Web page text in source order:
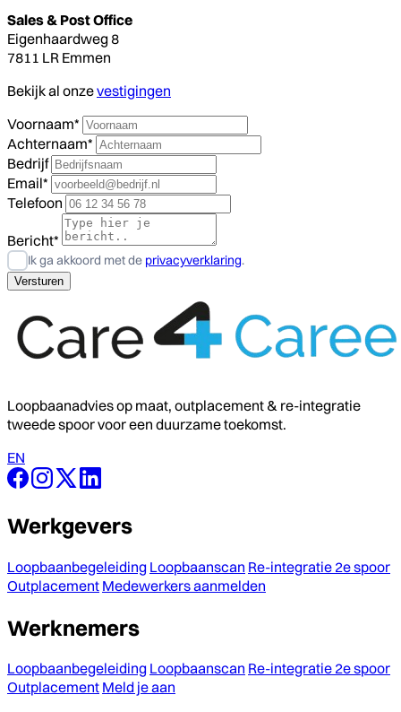
Sales & Post Office
Eigenhaardweg 8
7811 LR Emmen
Bekijk al onzevestigingen
Voornaam*
Achternaam*
Bedrijf
Email*
Telefoon
Bericht*
Ik ga akkoord met de privacyverklaring.
Loopbaanadvies op maat, outplacement & re-integratie
tweede spoor voor een duurzame toekomst.
EN
Werkgevers
Loopbaanbegeleiding Loopbaanscan Re-integratie 2e spoor
Outplacement Medewerkers aanmelden
Werknemers
Loopbaanbegeleiding Loopbaanscan Re-integratie 2e spoor
Outplacement Meld je aan